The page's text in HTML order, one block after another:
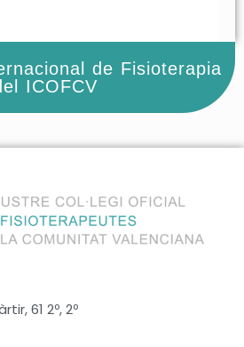
de Fisioterapia
ICOFCV
61 2º, 2º